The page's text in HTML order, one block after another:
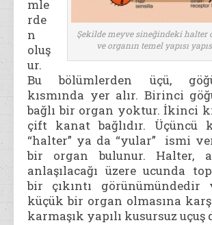
Şekilde meyve sineğindeki halter
ve organın temel yapısı
mle
rde
n
oluş
ur.
Bu bölümlerden üçü,
kısmında yer alır. Birinci
bağlı bir organ yoktur. İkinci
çift kanat bağlıdır. Üçüncü
“halter” ya da “yular” ismi
bir organ bulunur. Halter,
anlaşılacağı üzere ucunda
bir çıkıntı görünümündedir
küçük bir organ olmasına
karmaşık yapılı kusursuz uçuş